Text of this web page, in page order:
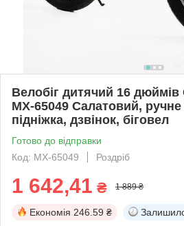
Велобіг дитячий 16 дюймів
MX-65049 Салатовий,
підніжка, дзвінок, біговел
Готово до відправки
Код: MX-65049
Роздріб
1 642,41 ₴ 1 889 ₴
Економія 246.59 ₴